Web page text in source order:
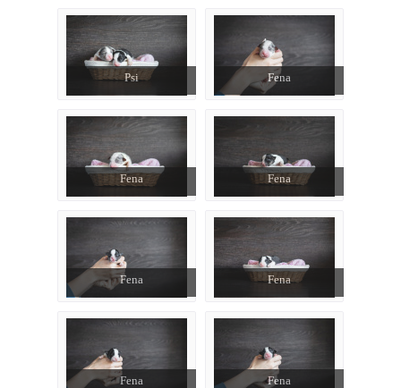
Psi Fena
Fena Fena
Fena Fena
Fena Fena